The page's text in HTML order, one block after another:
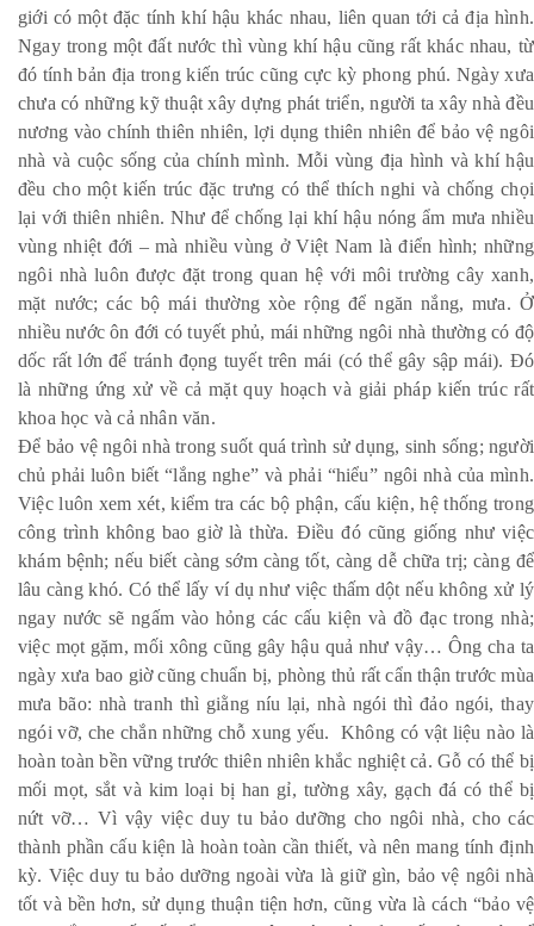
giới có một đặc tính khí hậu khác nhau, liên quan tới cả địa hình.
Ngay trong một đất nước thì vùng khí hậu cũng rất khác nhau, từ
đó tính bản địa trong kiến trúc cũng cực kỳ phong phú. Ngày xưa
chưa có những kỹ thuật xây dựng phát triển, người ta xây nhà đều
nương vào chính thiên nhiên, lợi dụng thiên nhiên để bảo vệ ngôi
nhà và cuộc sống của chính mình. Mỗi vùng địa hình và khí hậu
đều cho một kiến trúc đặc trưng có thể thích nghi và chống chọi
lại với thiên nhiên. Như để chống lại khí hậu nóng ẩm mưa nhiều
vùng nhiệt đới – mà nhiều vùng ở Việt Nam là điển hình; những
ngôi nhà luôn được đặt trong quan hệ với môi trường cây xanh,
mặt nước; các bộ mái thường xòe rộng để ngăn nắng, mưa. Ở
nhiều nước ôn đới có tuyết phủ, mái những ngôi nhà thường có độ
dốc rất lớn để tránh đọng tuyết trên mái (có thể gây sập mái). Đó
là những ứng xử về cả mặt quy hoạch và giải pháp kiến trúc rất
khoa học và cả nhân văn.
Để bảo vệ ngôi nhà trong suốt quá trình sử dụng, sinh sống; người
chủ phải luôn biết “lắng nghe” và phải “hiểu” ngôi nhà của mình.
Việc luôn xem xét, kiểm tra các bộ phận, cấu kiện, hệ thống trong
công trình không bao giờ là thừa. Điều đó cũng giống như việc
khám bệnh; nếu biết càng sớm càng tốt, càng dễ chữa trị; càng để
lâu càng khó. Có thể lấy ví dụ như việc thấm dột nếu không xử lý
ngay nước sẽ ngấm vào hỏng các cấu kiện và đồ đạc trong nhà;
việc mọt gặm, mối xông cũng gây hậu quả như vậy… Ông cha ta
ngày xưa bao giờ cũng chuẩn bị, phòng thủ rất cẩn thận trước mùa
mưa bão: nhà tranh thì giằng níu lại, nhà ngói thì đảo ngói, thay
ngói vỡ, che chắn những chỗ xung yếu. Không có vật liệu nào là
hoàn toàn bền vững trước thiên nhiên khắc nghiệt cả. Gỗ có thể bị
mối mọt, sắt và kim loại bị han gỉ, tường xây, gạch đá có thể bị
nứt vỡ… Vì vậy việc duy tu bảo dưỡng cho ngôi nhà, cho các
thành phần cấu kiện là hoàn toàn cần thiết, và nên mang tính định
kỳ. Việc duy tu bảo dưỡng ngoài vừa là giữ gìn, bảo vệ ngôi nhà
tốt và bền hơn, sử dụng thuận tiện hơn, cũng vừa là cách “bảo vệ